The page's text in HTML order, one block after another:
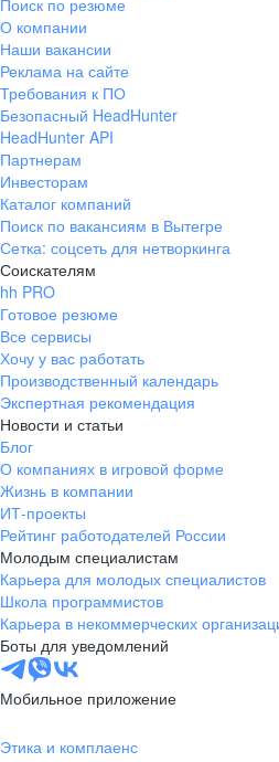
Поиск по резюме
О компании
Наши вакансии
Реклама на сайте
Требования к ПО
Безопасный HeadHunter
HeadHunter API
Партнерам
Инвесторам
Каталог компаний
Поиск по вакансиям в Вытегре
Сетка: соцсеть для нетворкинга
Соискателям
hh PRO
Готовое резюме
Все сервисы
Хочу у вас работать
Производственный календарь
Экспертная рекомендация
Новости и статьи
Блог
О компаниях в игровой форме
Жизнь в компании
ИТ-проекты
Рейтинг работодателей России
Молодым специалистам
Карьера для молодых специалистов
Школа программистов
Карьера в некоммерческих
Боты для уведомлений
Мобильное приложение
Этика и комплаенс